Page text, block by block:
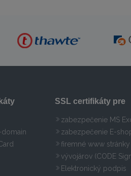
domain
SSL certifikáty pre
zabezpečenie MS
zabezpečenie E-
firemné www stránky
vývojárov (CODE
Elektronický podpis